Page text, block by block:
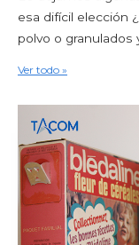
esa difícil elección
polvo o granulados
Ver todo »